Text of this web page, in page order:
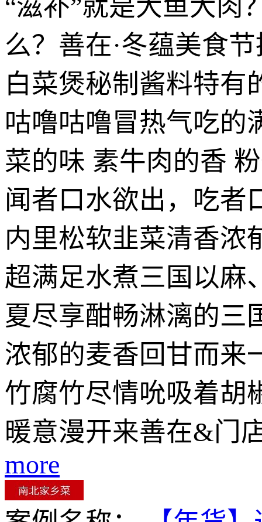
“滋补”就是大鱼大肉
么？善在·冬蕴美食
白菜煲秘制酱料特有
咕噜咕噜冒热气吃的
菜的味 素牛肉的香
闻者口水欲出，吃者
内里松软韭菜清香浓
超满足水煮三国以麻
夏尽享酣畅淋漓的三
浓郁的麦香回甘而来
竹腐竹尽情吮吸着胡
暖意漫开来善在&门
more